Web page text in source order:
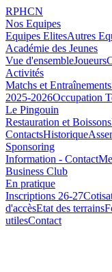
RPHCN
Nos Equipes
Equipes ElitesAutres
Académie des Jeunes
Vue d'ensembleJoueurs
Activités
Matchs et Entraînements
2025-2026Occupation
Le Pingouin
Restauration et Boissons
ContactsHistorique
Sponsoring
Information - Contact
Business Club
En pratique
Inscriptions 26-27
d'accèsEtat des terrains
utilesContact